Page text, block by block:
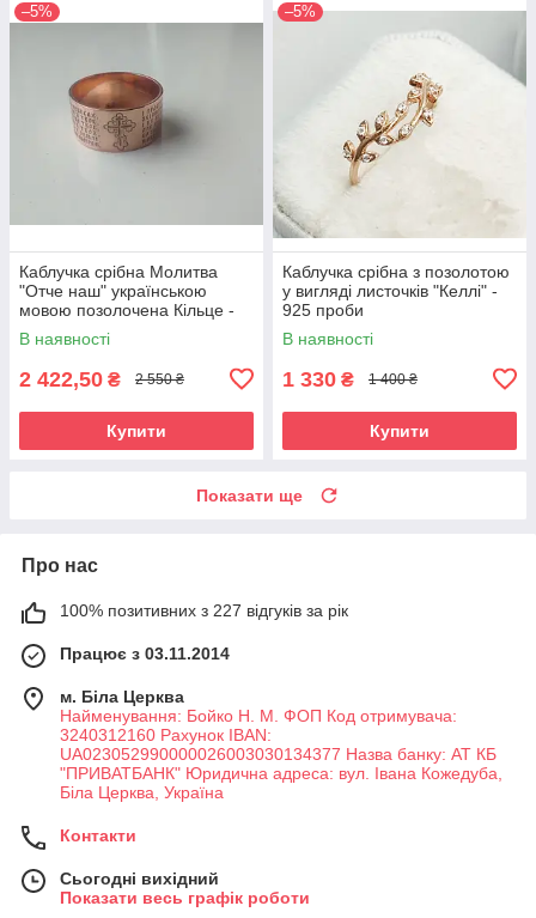
–5%
Каблучка срібна Молитва
"Отче наш" українською
мовою позолочена Кільце -
оберіг
В наявності
2 422,50 ₴ 2 550 ₴
Купити
–5%
Каблучка срібна з позолотою
у вигляді листочків "Келлі" -
925 проби
В наявності
1 330 ₴ 1 400 ₴
Купити
Показати ще
Про нас
100% позитивних з 227 відгуків за рік
Працює з 03.11.2014
м. Біла Церква
Найменування: Бойко Н. М. ФОП Код отримувача:
3240312160 Рахунок IBAN:
UA023052990000026003030134377 Назва банку: АТ КБ
"ПРИВАТБАНК" Юридична адреса: вул. Івана Кожедуба,
Біла Церква, Україна
Контакти
Сьогодні вихідний
Показати весь графік роботи